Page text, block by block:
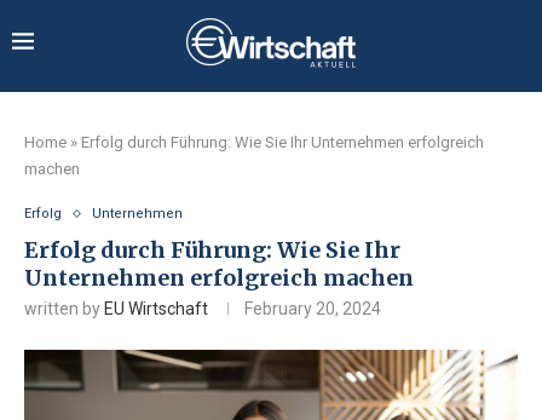
Home » Erfolg durch Führung: Wie Sie Ihr Unternehmen erfolgreich
machen
Erfolg Unternehmen
Erfolg durch Führung: Wie Sie Ihr
Unternehmen erfolgreich machen
written by EU Wirtschaft February 20, 2024